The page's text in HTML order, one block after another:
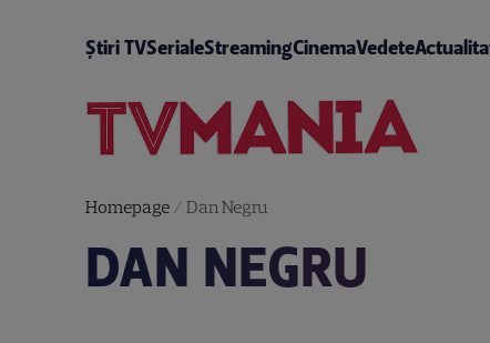
Știri TVSerialeStreamingCinemaVedete
Homepage/ Dan Negru
DAN NEGRU